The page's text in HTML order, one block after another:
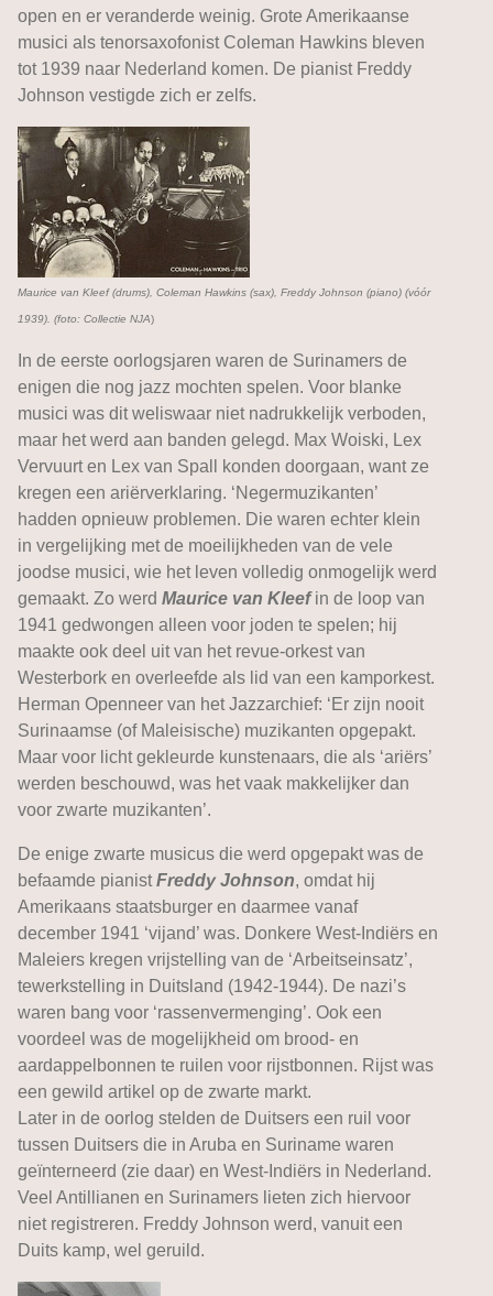
open en er veranderde weinig. Grote Amerikaanse
musici als tenorsaxofonist Coleman Hawkins bleven
tot 1939 naar Nederland komen. De pianist Freddy
Johnson vestigde zich er zelfs.
Maurice van Kleef (drums), Coleman Hawkins (sax), Freddy Johnson (piano) (vóór
1939). (foto: Collectie NJA)
In de eerste oorlogsjaren waren de Surinamers de
enigen die nog jazz mochten spelen. Voor blanke
musici was dit weliswaar niet nadrukkelijk verboden,
maar het werd aan banden gelegd. Max Woiski, Lex
Vervuurt en Lex van Spall konden doorgaan, want ze
kregen een ariërverklaring. ‘Negermuzikanten’
hadden opnieuw problemen. Die waren echter klein
in vergelijking met de moeilijkheden van de vele
joodse musici, wie het leven volledig onmogelijk werd
gemaakt. Zo werd Maurice van Kleefin de loop van
1941 gedwongen alleen voor joden te spelen; hij
maakte ook deel uit van het revue-orkest van
Westerbork en overleefde als lid van een kamporkest.
Herman Openneer van het Jazzarchief: ‘Er zijn nooit
Surinaamse (of Maleisische) muzikanten opgepakt.
Maar voor licht gekleurde kunstenaars, die als ‘ariërs’
werden beschouwd, was het vaak makkelijker dan
voor zwarte muzikanten’.
De enige zwarte musicus die werd opgepakt was de
befaamde pianistFreddy Johnson, omdat hij
Amerikaans staatsburger en daarmee vanaf
december 1941 ‘vijand’ was. Donkere West-Indiërs en
Maleiers kregen vrijstelling van de ‘Arbeitseinsatz’,
tewerkstelling in Duitsland (1942-1944). De nazi’s
waren bang voor ‘rassenvermenging’. Ook een
voordeel was de mogelijkheid om brood- en
aardappelbonnen te ruilen voor rijstbonnen. Rijst was
een gewild artikel op de zwarte markt.
Later in de oorlog stelden de Duitsers een ruil voor
tussen Duitsers die in Aruba en Suriname waren
geïnterneerd (zie daar) en West-Indiërs in Nederland.
Veel Antillianen en Surinamers lieten zich hiervoor
niet registreren. Freddy Johnson werd, vanuit een
Duits kamp, wel geruild.